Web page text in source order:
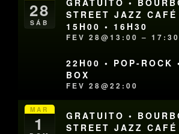
28
SÁB
STREET JAZZ CAFÉ
15H00 • 16H30
FEV 28@13:00 – 17:30
22H00 • POP-ROCK
BOX
FEV 28@22:00
MAR
1
GRATUITO •
STREET JAZZ CAFÉ